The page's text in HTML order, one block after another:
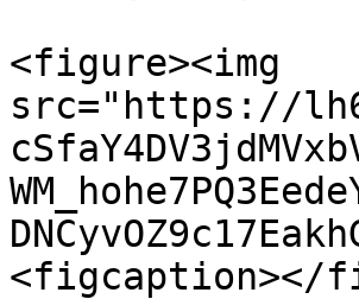
<figure><img
src="https://
<figcaption></